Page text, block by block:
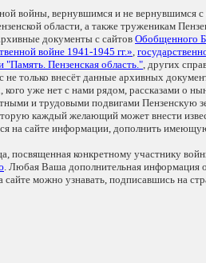
войны, вернувшимся и не вернувшимся
области, а также труженикам
документы с сайтов Обобщенного
войне 1941-1945 гг.»,
"Память. Пензенская область.", других
не только внесёт данные архивных
уже нет с нами рядом, рассказами о
и трудовыми подвигами Пензенскую
каждый желающий может внести
на сайте информации, дополнить
посвященная конкретному участнику
. Любая Ваша дополнительная информация
можно узнавать, подписавшись на